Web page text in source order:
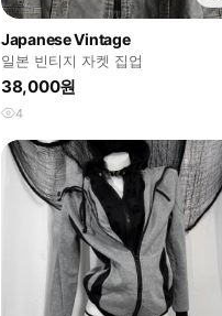
Japanese Vintage
일본 빈티지 자켓 집업
38,000원
4